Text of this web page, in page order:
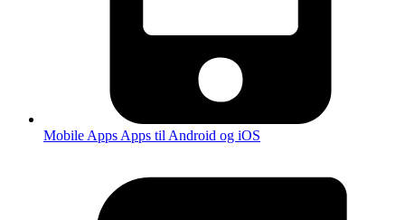
Mobile Apps Apps til Android og iOS